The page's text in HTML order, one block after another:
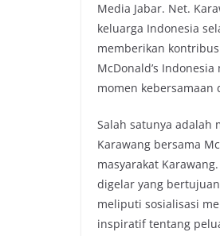
c
e
b
o
o
i
t
t
e
r
a
t
s
A
p
p
y
L
i
n
Media Jabar. Net.
keluarga Indonesia
memberikan
McDonald’s
momen
Salah satunya adalah
Karawang bersama
masyarakat
digelar yang
meliputi sosialisasi
inspiratif tentang